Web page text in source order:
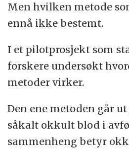
Men hvilken metode
ennå ikke bestemt.
I et pilotprosjekt som
forskere undersøkt
metoder virker.
Den ene metoden går
såkalt okkult blod i
sammenheng betyr